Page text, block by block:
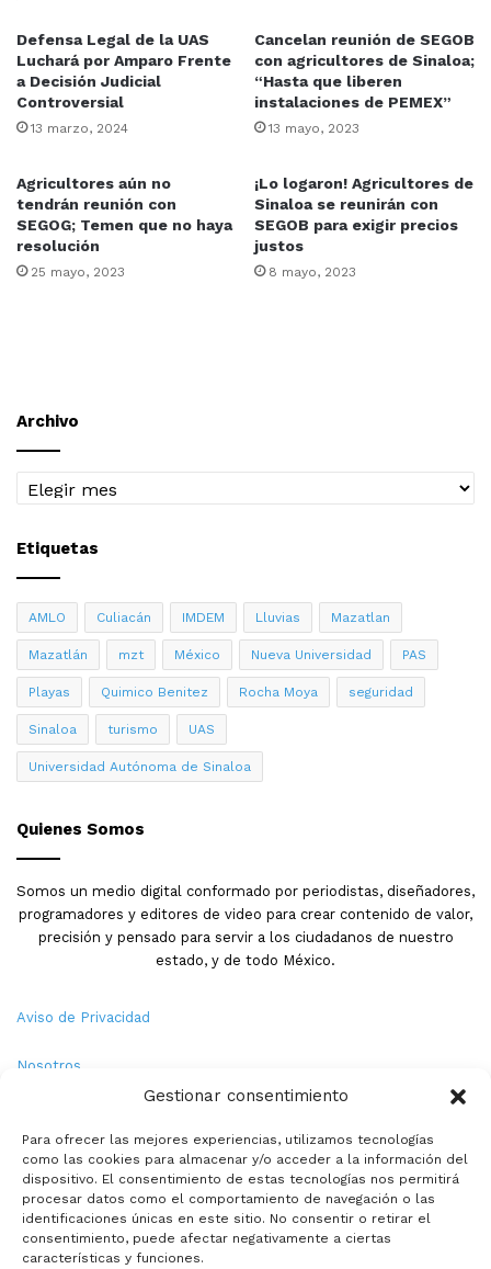
Gestionar consentimiento
Para ofrecer las mejores experiencias, utilizamos tecnologías
como las cookies para almacenar y/o acceder a la información del
dispositivo. El consentimiento de estas tecnologías nos permitirá
procesar datos como el comportamiento de navegación o las
identificaciones únicas en este sitio. No consentir o retirar el
consentimiento, puede afectar negativamente a ciertas
características y funciones.
Defensa Legal de la UAS
Luchará por Amparo Frente
a Decisión Judicial
Controversial
13 marzo, 2024
Cancelan reunión de SEGOB
con agricultores de Sinaloa;
“Hasta que liberen
instalaciones de PEMEX”
13 mayo, 2023
Agricultores aún no
tendrán reunión con
SEGOG; Temen que no haya
resolución
25 mayo, 2023
¡Lo logaron! Agricultores de
Sinaloa se reunirán con
SEGOB para exigir precios
justos
8 mayo, 2023
Archivo
Archivo
Etiquetas
AMLO Culiacán IMDEM Lluvias Mazatlan
Mazatlán mzt México Nueva Universidad PAS
Playas Quimico Benitez Rocha Moya seguridad
Sinaloa turismo UAS
Universidad Autónoma de Sinaloa
Quienes Somos
Somos un medio digital conformado por periodistas, diseñadores,
programadores y editores de video para crear contenido de valor,
precisión y pensado para servir a los ciudadanos de nuestro
estado, y de todo México.
Aviso de Privacidad
Nosotros
Política de Cookies
Contacto